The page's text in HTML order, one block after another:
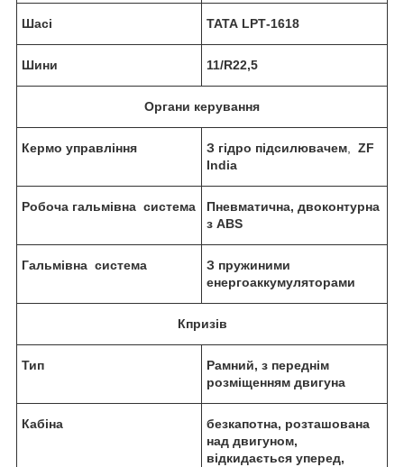
Шасі ТАТА LPТ-1618
Шини 11/R22,5
Органи керування
Кермо управління З гідро підсилювачем
ZF
India
Робоча гальмівна система
Пневматична, двоконтурна
з АBS
Гальмівна система
З пружиними
енергоаккумуляторами
Кпризів
Тип
Рамний, з переднім
розміщенням двигуна
Кабіна
безкапотна, розташована
над двигуном,
відкидається уперед,